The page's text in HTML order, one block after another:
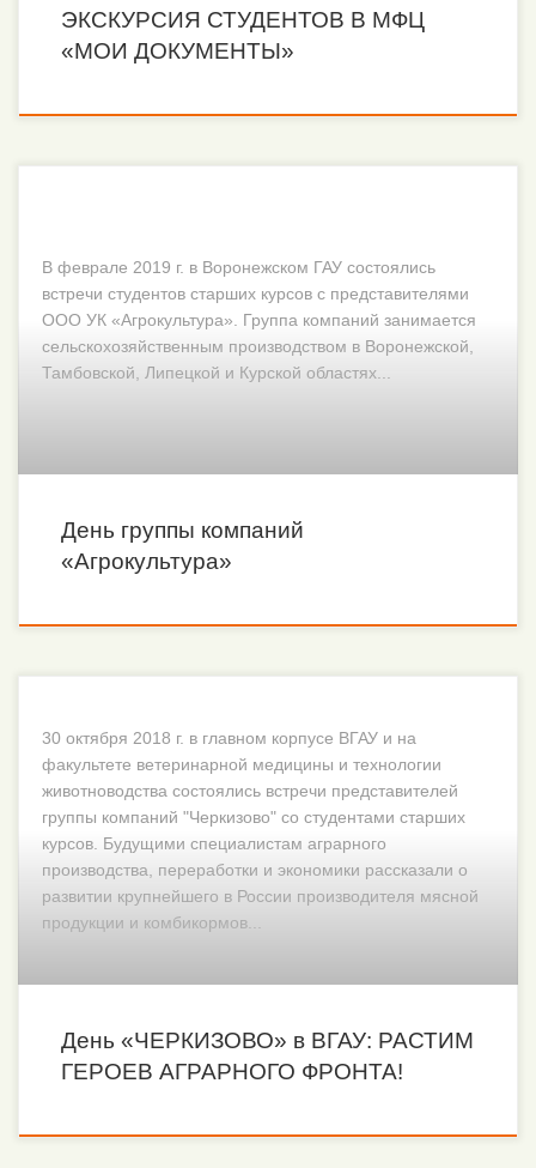
ЭКСКУРСИЯ СТУДЕНТОВ В МФЦ
«МОИ ДОКУМЕНТЫ»
В феврале 2019 г. в Воронежском ГАУ состоялись
встречи студентов старших курсов с представителями
ООО УК «Агрокультура». Группа компаний занимается
сельскохозяйственным производством в Воронежской,
Тамбовской, Липецкой и Курской областях...
День группы компаний
«Агрокультура»
30 октября 2018 г. в главном корпусе ВГАУ и на
факультете ветеринарной медицины и технологии
животноводства состоялись встречи представителей
группы компаний "Черкизово" со студентами старших
курсов. Будущими специалистам аграрного
производства, переработки и экономики рассказали о
развитии крупнейшего в России производителя мясной
продукции и комбикормов...
День «ЧЕРКИЗОВО» в ВГАУ: РАСТИМ
ГЕРОЕВ АГРАРНОГО ФРОНТА!